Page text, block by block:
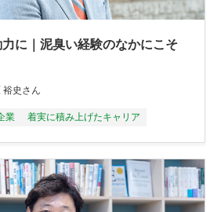
に｜泥臭い経験のなかにこそ
裕史さん
業 着実に積み上げたキャリア